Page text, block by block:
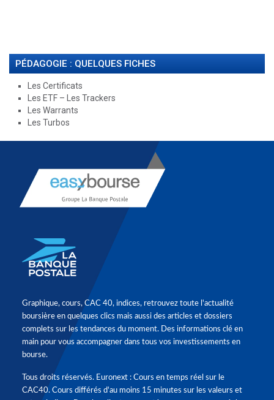
PÉDAGOGIE : QUELQUES FICHES
Les Certificats
Les ETF – Les Trackers
Les Warrants
Les Turbos
Graphique, cours, CAC 40, indices, retrouvez toute l'actualité
boursière en quelques clics mais aussi des articles et dossiers
complets sur les tendances du moment. Des informations clé en
main pour vous accompagner dans tous vos investissements en
bourse.
Tous droits réservés. Euronext : Cours en temps réel sur le
CAC40. Cours différés d'au moins 15 minutes sur les valeurs et